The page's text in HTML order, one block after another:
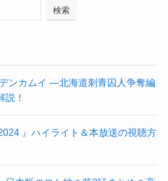
検索
ンカムイ ―北海道刺青囚人争奪編
！
』ハイライト＆本放送の視聴方